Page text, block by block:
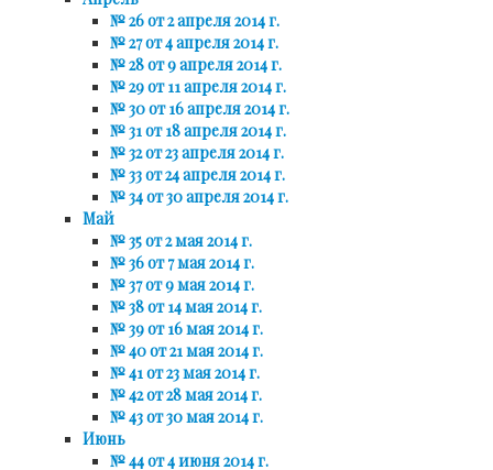
№ 26 от 2 апреля 2014 г.
№ 27 от 4 апреля 2014 г.
№ 28 от 9 апреля 2014 г.
№ 29 от 11 апреля 2014 г.
№ 30 от 16 апреля 2014 г.
№ 31 от 18 апреля 2014 г.
№ 32 от 23 апреля 2014 г.
№ 33 от 24 апреля 2014 г.
№ 34 от 30 апреля 2014 г.
Май
№ 35 от 2 мая 2014 г.
№ 36 от 7 мая 2014 г.
№ 37 от 9 мая 2014 г.
№ 38 от 14 мая 2014 г.
№ 39 от 16 мая 2014 г.
№ 40 от 21 мая 2014 г.
№ 41 от 23 мая 2014 г.
№ 42 от 28 мая 2014 г.
№ 43 от 30 мая 2014 г.
Июнь
№ 44 от 4 июня 2014 г.